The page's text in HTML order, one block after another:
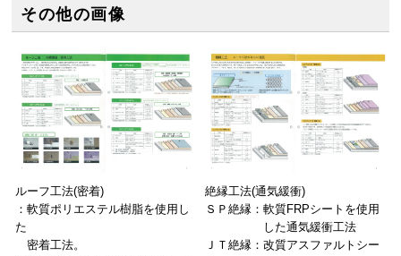
その他の画像
ルーフ工法(密着)
：軟質ポリエステル樹脂を使用し
た
密着工法。
絶縁工法(通気緩衝)
ＳＰ絶縁：軟質FRPシートを使用
した通気緩衝工法
ＪＴ絶縁：改質アスファルトシー